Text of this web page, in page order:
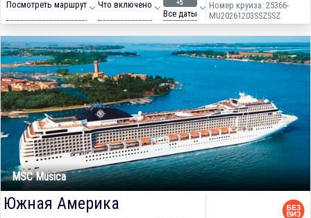
Посмотреть маршрут Что включено +5
Все даты
Номер круиза: 25366-
MU20261203SSZSSZ
MSC Musica
Южная Америка